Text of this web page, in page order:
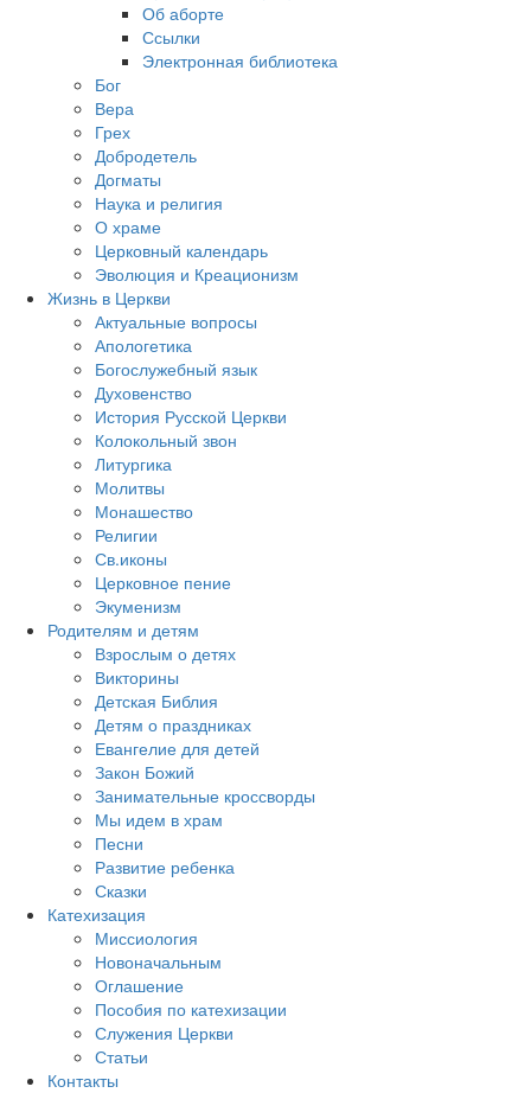
Об аборте
Ссылки
Электронная библиотека
Бог
Вера
Грех
Добродетель
Догматы
Наука и религия
О храме
Церковный календарь
Эволюция и Креационизм
Жизнь в Церкви
Актуальные вопросы
Апологетика
Богослужебный язык
Духовенство
История Русской Церкви
Колокольный звон
Литургика
Молитвы
Монашество
Религии
Св.иконы
Церковное пение
Экуменизм
Родителям и детям
Взрослым о детях
Викторины
Детская Библия
Детям о праздниках
Евангелие для детей
Закон Божий
Занимательные кроссворды
Мы идем в храм
Песни
Развитие ребенка
Сказки
Катехизация
Миссиология
Новоначальным
Оглашение
Пособия по катехизации
Служения Церкви
Статьи
Контакты